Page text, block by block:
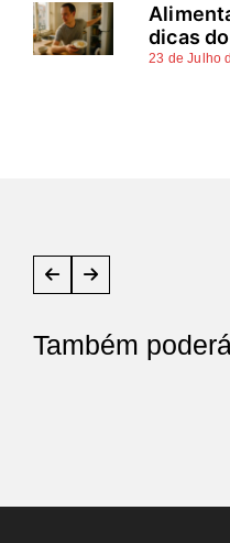
dicas
23 de Julho
Também